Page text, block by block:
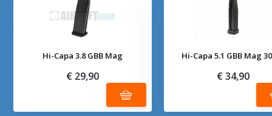
Hi-Capa 3.8 GBB Mag
€ 29,90
Hi-Capa 5.1 GBB Mag
€ 34,90